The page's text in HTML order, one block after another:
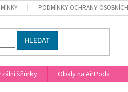
PODMÍNKY OCHRANY OSOBNÍCH
HLEDAT
šňůrky Obaly na AirPods